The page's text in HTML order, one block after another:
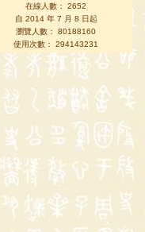
在線人數： 2652
自 2014 年 7 月 8 日起
瀏覽人數： 80188160
使用次數： 294143231